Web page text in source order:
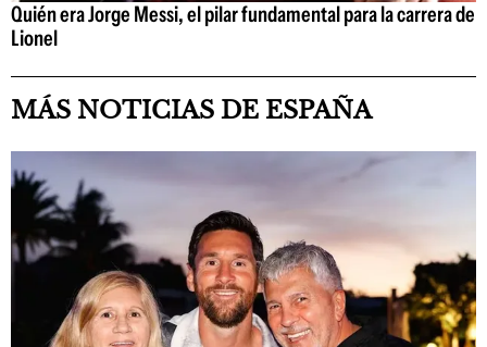
Quién era Jorge Messi, el pilar fundamental para la carrera de
Lionel
MÁS NOTICIAS DE ESPAÑA